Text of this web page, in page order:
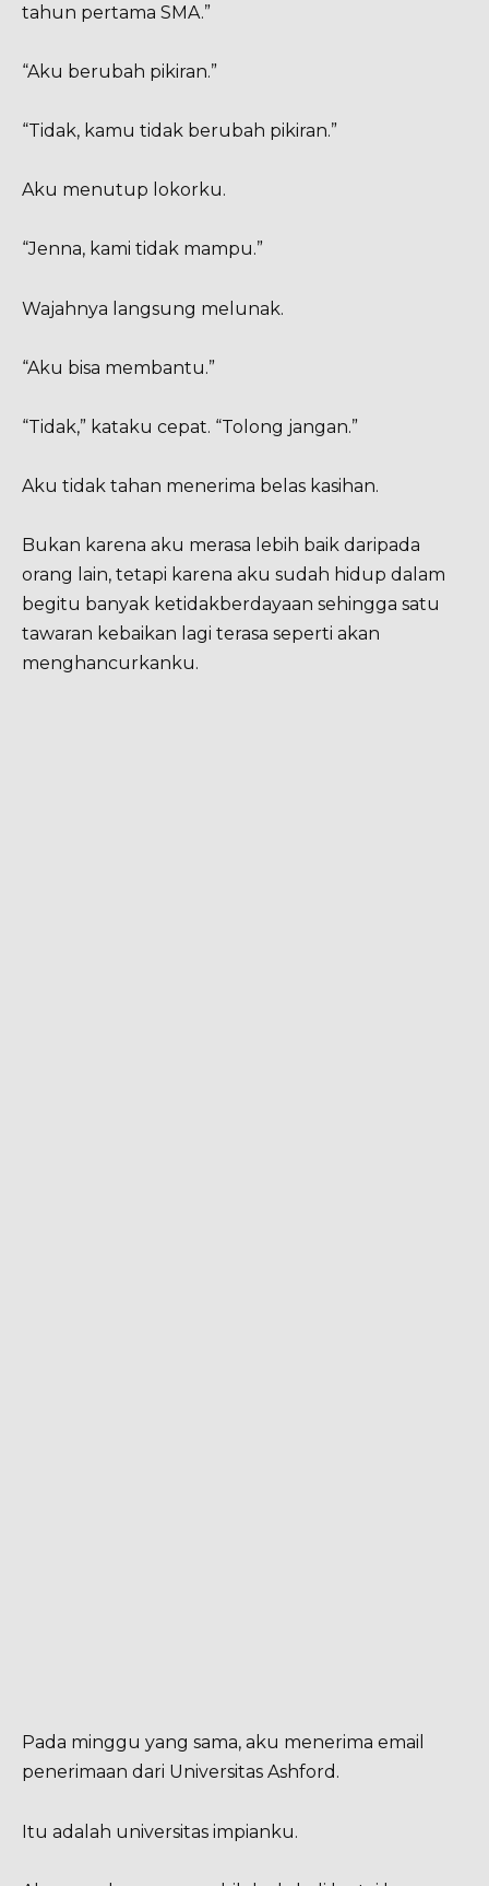
tahun pertama SMA.”
“Aku berubah pikiran.”
“Tidak, kamu tidak berubah pikiran.”
Aku menutup lokorku.
“Jenna, kami tidak mampu.”
Wajahnya langsung melunak.
“Aku bisa membantu.”
“Tidak,” kataku cepat. “Tolong jangan.”
Aku tidak tahan menerima belas kasihan.
Bukan karena aku merasa lebih baik daripada
orang lain, tetapi karena aku sudah hidup dalam
begitu banyak ketidakberdayaan sehingga satu
tawaran kebaikan lagi terasa seperti akan
menghancurkanku.
Pada minggu yang sama, aku menerima email
penerimaan dari Universitas Ashford.
Itu adalah universitas impianku.